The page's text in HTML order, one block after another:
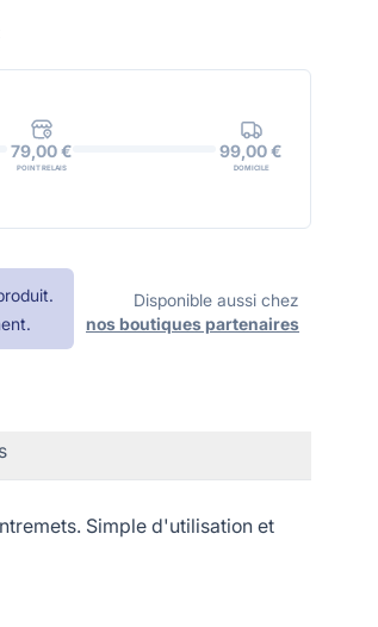
79,00 €
POINT RELAIS
99,00 €
DOMICILE
Disponible aussi chez
nos boutiques partenaires
Simple d'utilisation et